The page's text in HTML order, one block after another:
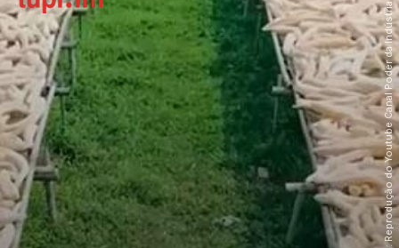
Crédito: Reprodução do Youtube Canal Poder da Indústria